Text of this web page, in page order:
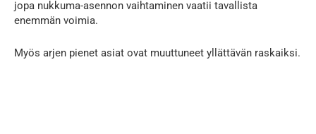
jopa nukkuma-asennon vaihtaminen vaatii tavallista
enemmän voimia.
Myös arjen pienet asiat ovat muuttuneet yllättävän raskaiksi.